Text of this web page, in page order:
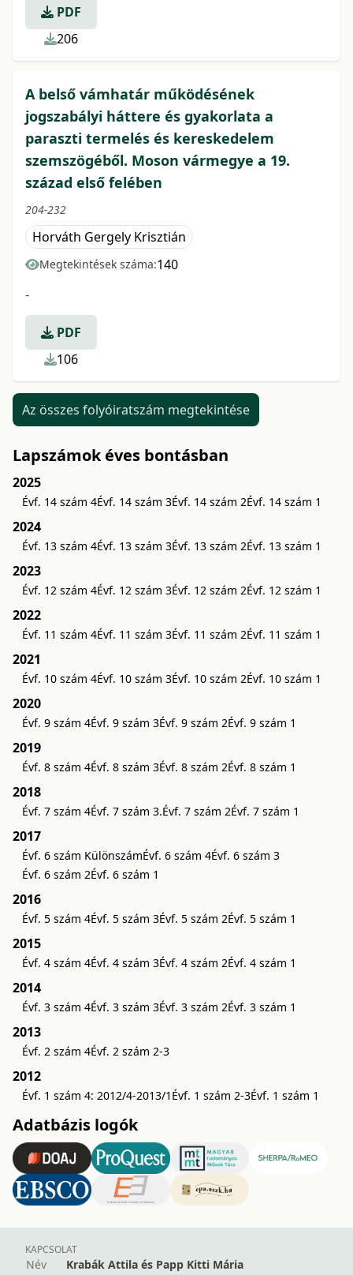
PDF
206
A belső vámhatár működésének
jogszabályi háttere és gyakorlata a
paraszti termelés és kereskedelem
szemszögéből. Moson vármegye a 19.
század első felében
204-232
Horváth Gergely Krisztián
Megtekintések száma:140
-
PDF
106
Az összes folyóiratszám megtekintése
Lapszámok éves bontásban
2025
Évf. 14 szám 4Évf. 14 szám 3Évf. 14 szám 2Évf. 14 szám 1
2024
Évf. 13 szám 4Évf. 13 szám 3Évf. 13 szám 2Évf. 13 szám 1
2023
Évf. 12 szám 4Évf. 12 szám 3Évf. 12 szám 2Évf. 12 szám 1
2022
Évf. 11 szám 4Évf. 11 szám 3Évf. 11 szám 2Évf. 11 szám 1
2021
Évf. 10 szám 4Évf. 10 szám 3Évf. 10 szám 2Évf. 10 szám 1
2020
Évf. 9 szám 4Évf. 9 szám 3Évf. 9 szám 2Évf. 9 szám 1
2019
Évf. 8 szám 4Évf. 8 szám 3Évf. 8 szám 2Évf. 8 szám 1
2018
Évf. 7 szám 4Évf. 7 szám 3.Évf. 7 szám 2Évf. 7 szám 1
2017
Évf. 6 szám KülönszámÉvf. 6 szám 4Évf. 6 szám 3
Évf. 6 szám 2Évf. 6 szám 1
2016
Évf. 5 szám 4Évf. 5 szám 3Évf. 5 szám 2Évf. 5 szám 1
2015
Évf. 4 szám 4Évf. 4 szám 3Évf. 4 szám 2Évf. 4 szám 1
2014
Évf. 3 szám 4Évf. 3 szám 3Évf. 3 szám 2Évf. 3 szám 1
2013
Évf. 2 szám 4Évf. 2 szám 2-3
2012
Évf. 1 szám 4: 2012/4-2013/1 Évf. 1 szám 2-3Évf. 1 szám 1
Adatbázis logók
KAPCSOLAT
Név
Krabák Attila és Papp Kitti Mária